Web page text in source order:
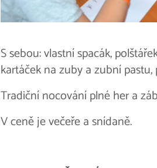
S sebou: vlastní spacák,
kartáček na zuby a zubní pastu,
Tradiční nocování plné her a
V ceně je večeře a snídaně.